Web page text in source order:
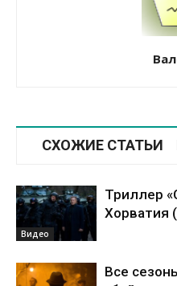
СХОЖИЕ СТАТЬИ
Видео
Триллер
Хорватия
Все